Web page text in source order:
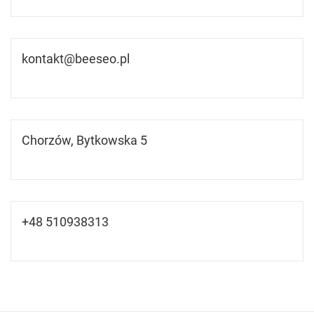
kontakt@beeseo.pl
Chorzów, Bytkowska 5
+48 510938313